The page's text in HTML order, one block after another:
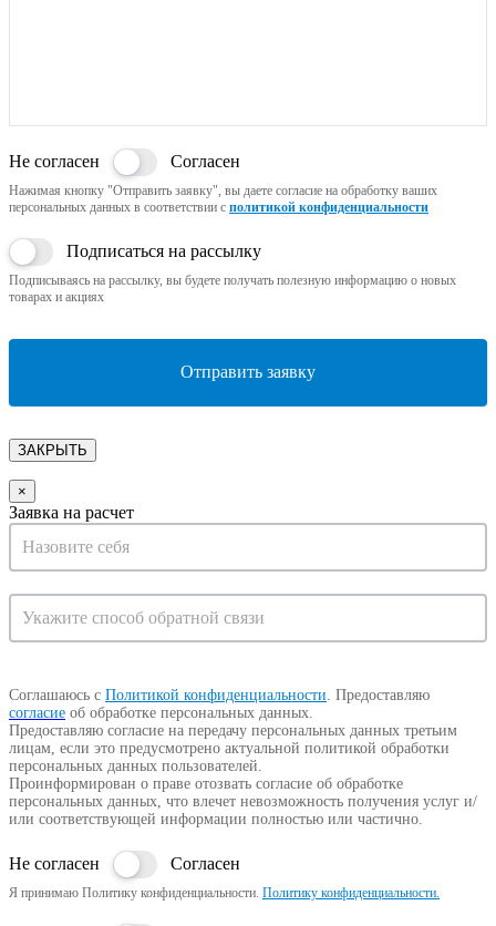
Не согласен Согласен
Нажимая кнопку "Отправить заявку", вы даете согласие на обработку ваших
персональных данных в соответствии с политикой конфиденциальности
Подписаться на рассылку
Подписываясь на рассылку, вы будете получать полезную информацию о новых
товарах и акциях
Отправить заявку
ЗАКРЫТЬ
×
Заявка на расчет
Запрос
на
консультацию
Соглашаюсь с Политикой конфиденциальности Предоставляю
согласие об обработке персональных данных.
Предоставляю согласие на передачу персональных данных третьим
лицам, если это предусмотрено актуальной политикой обработки
персональных данных пользователей.
Проинформирован о праве отозвать согласие об обработке
персональных данных, что влечет невозможность получения услуг и/
или соответствующей информации полностью или частично.
Не согласен Согласен
Я принимаю Политику конфиденциальности. Политику конфиденциальности.